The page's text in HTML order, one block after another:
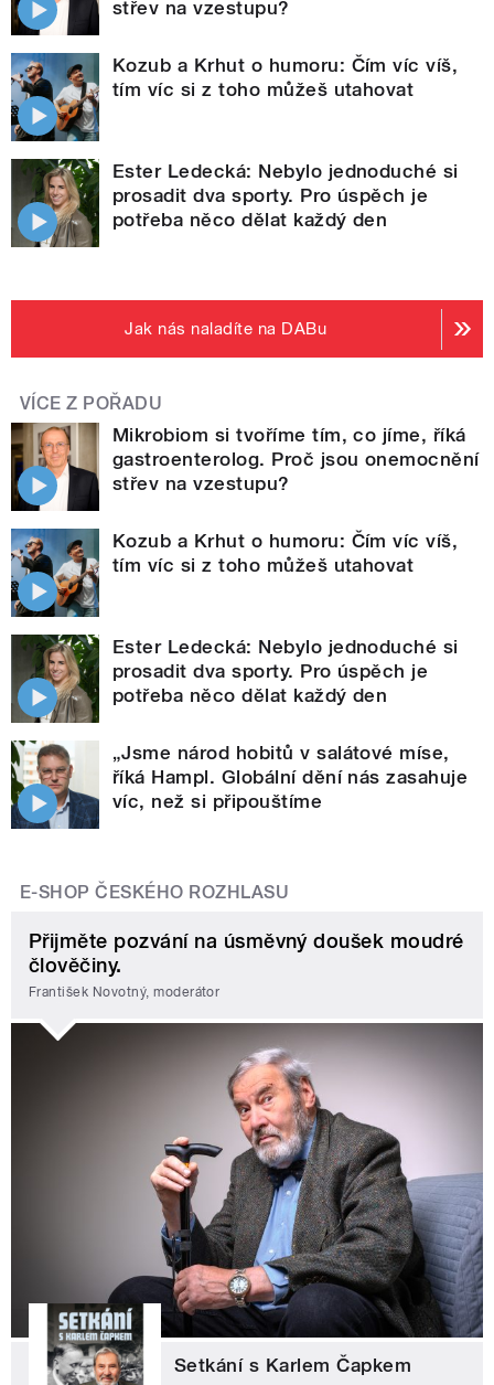
střev na vzestupu?
Kozub a Krhut o humoru: Čím víc víš,
tím víc si z toho můžeš utahovat
Ester Ledecká: Nebylo jednoduché si
prosadit dva sporty. Pro úspěch je
potřeba něco dělat každý den
Jak nás naladíte na DABu
VÍCE Z POŘADU
Mikrobiom si tvoříme tím, co jíme, říká
gastroenterolog. Proč jsou onemocnění
střev na vzestupu?
Kozub a Krhut o humoru: Čím víc víš,
tím víc si z toho můžeš utahovat
Ester Ledecká: Nebylo jednoduché si
prosadit dva sporty. Pro úspěch je
potřeba něco dělat každý den
„Jsme národ hobitů v salátové míse,
říká Hampl. Globální dění nás zasahuje
víc, než si připouštíme
E-SHOP ČESKÉHO ROZHLASU
Přijměte pozvání na úsměvný doušek moudré
člověčiny.
František Novotný, moderátor
Setkání s Karlem Čapkem